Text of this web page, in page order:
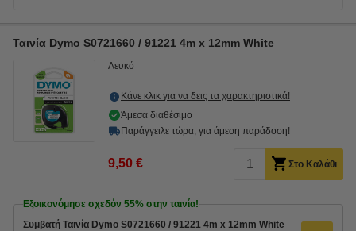
Ταινία Dymo S0721660 / 91221 4m x 12mm White
Λευκό
Κάνε κλικ για να δεις τα χαρακτηριστικά!
Άμεσα διαθέσιμο
Παράγγειλε τώρα, για άμεση παράδοση!
9,50 € Στο Καλάθι
Εξοικονόμησε σχεδόν 55% στην ταινία!
Συμβατή Ταινία Dymo S0721660 / 91221 4m x 12mm White